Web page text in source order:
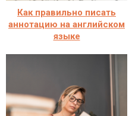
Как правильно писать
аннотацию на английском
языке